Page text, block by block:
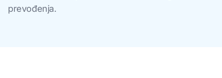
prevođenja.